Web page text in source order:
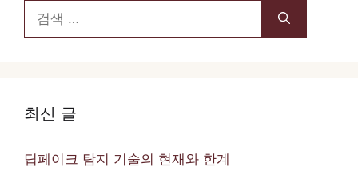
색:
최신 글
딥페이크 탐지 기술의 현재와 한계